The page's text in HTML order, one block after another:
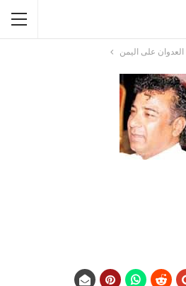
العدوان على اليمن